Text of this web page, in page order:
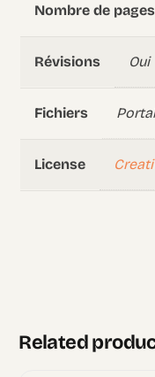
Nombre de pages
Révisions Oui
Fichiers
License
Related